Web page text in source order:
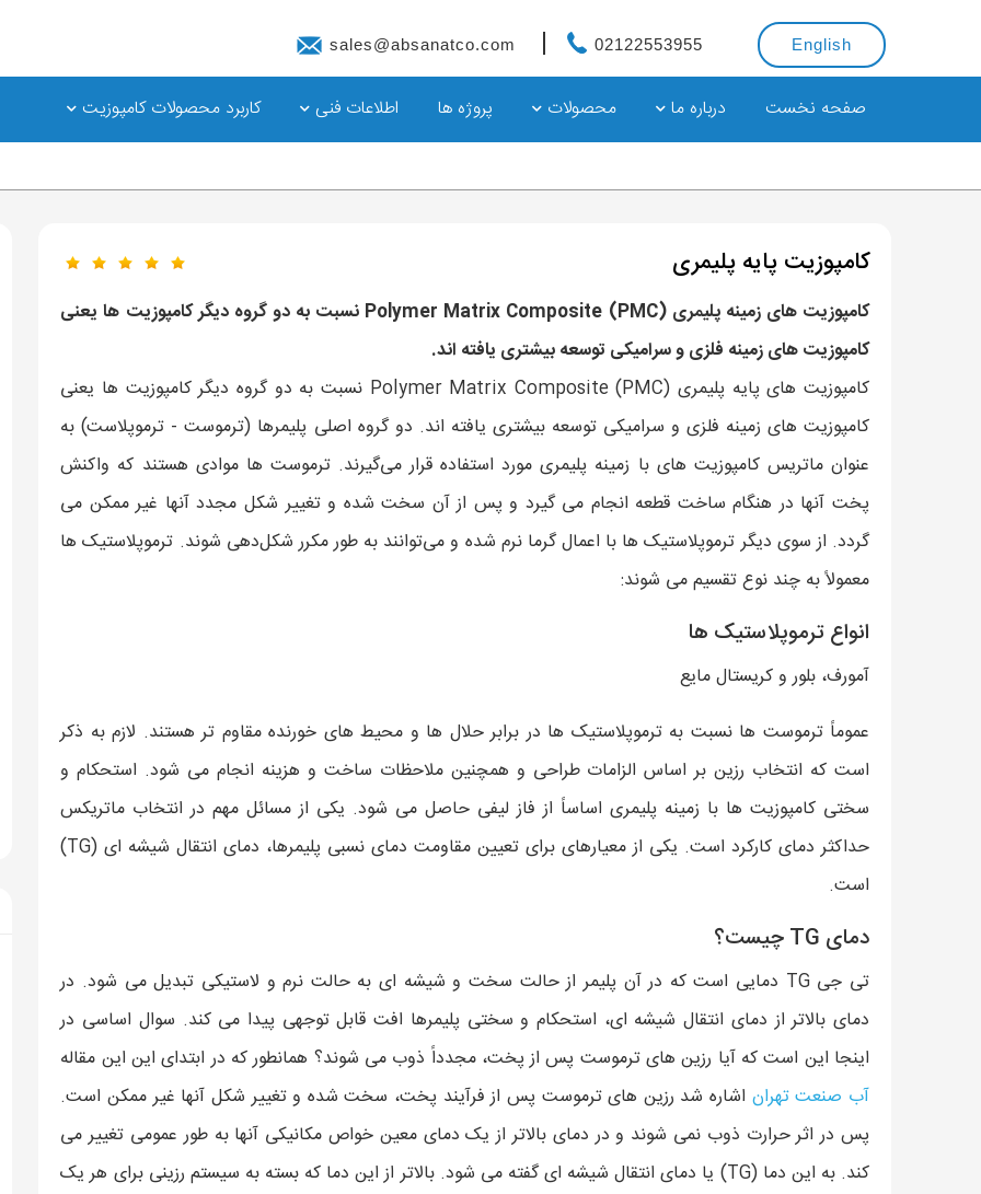
English
02122553955
sales@absanatco.com
صفحه نخست درباره ما محصولات پروژه ها اطلاعات فنی کاربرد محصولات کامپوزیت
کامپوزیت پایه پلیمری
کامپوزیت های زمینه پلیمری Polymer Matrix Composite (PMC) نسبت به دو گروه دیگر کامپوزیت ها یعنی
کامپوزیت های زمینه فلزی و سرامیکی توسعه بیشتری یافته اند.
کامپوزیت های پایه پلیمری Polymer Matrix Composite (PMC) نسبت به دو گروه دیگر کامپوزیت ها یعنی
کامپوزیت های زمینه فلزی و سرامیکی توسعه بیشتری یافته اند. دو گروه اصلی پلیمرها (ترموست - ترموپلاست) به
عنوان ماتریس کامپوزیت های با زمینه پلیمری مورد استفاده قرار می‌گیرند. ترموست ها موادی هستند که واکنش
پخت آنها در هنگام ساخت قطعه انجام می گیرد و پس از آن سخت شده و تغییر شکل مجدد آنها غیر ممکن می
گردد. از سوی دیگر ترموپلاستیک ها با اعمال گرما نرم شده و می‌توانند به طور مکرر شکل‌دهی شوند. ترموپلاستیک ها
معمولاً به چند نوع تقسیم می شوند:
انواع ترموپلاستیک ها
آمورف، بلور و کریستال مایع
عموماً ترموست ها نسبت به ترموپلاستیک ها در برابر حلال ها و محیط های خورنده مقاوم تر هستند. لازم به ذکر
است که انتخاب رزین بر اساس الزامات طراحی و همچنین ملاحظات ساخت و هزینه انجام می شود. استحکام و
سختی کامپوزیت ها با زمینه پلیمری اساساً از فاز لیفی حاصل می شود. یکی از مسائل مهم در انتخاب ماتریکس
حداکثر دمای کارکرد است. یکی از معیارهای برای تعیین مقاومت دمای نسبی پلیمرها، دمای انتقال شیشه ای (TG)
است.
دمای TG چیست؟
تی جی TG دمایی است که در آن پلیمر از حالت سخت و شیشه ای به حالت نرم و لاستیکی تبدیل می شود. در
دمای بالاتر از دمای انتقال شیشه ای، استحکام و سختی پلیمرها افت قابل توجهی پیدا می کند. سوال اساسی در
اینجا این است که آیا رزین های ترموست پس از پخت، مجدداً ذوب می شوند؟ همانطور که در ابتدای این این مقاله
آب صنعت تهران اشاره شد رزین های ترموست پس از فرآیند پخت، سخت شده و تغییر شکل آنها غیر ممکن است.
پس در اثر حرارت ذوب نمی شوند و در دمای بالاتر از یک دمای معین خواص مکانیکی آنها به طور عمومی تغییر می
کند. به این دما (TG) یا دمای انتقال شیشه ای گفته می شود. بالاتر از این دما که بسته به سیستم رزینی برای هر یک